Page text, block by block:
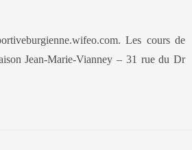
Les cours de
Jean-Marie-Vianney – 31 rue du Dr